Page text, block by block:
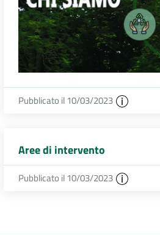
Pubblicato il 10/03/2023
Aree di intervento
Pubblicato il 10/03/2023